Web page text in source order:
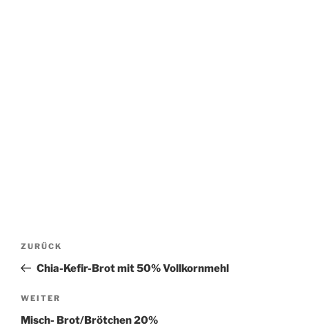
Beitragsnavigation
Vorheriger
Beitrag
ZURÜCK
Chia-Kefir-Brot mit 50% Vollkornmehl
Nächster
Beitrag
WEITER
Misch- Brot/Brötchen 20%